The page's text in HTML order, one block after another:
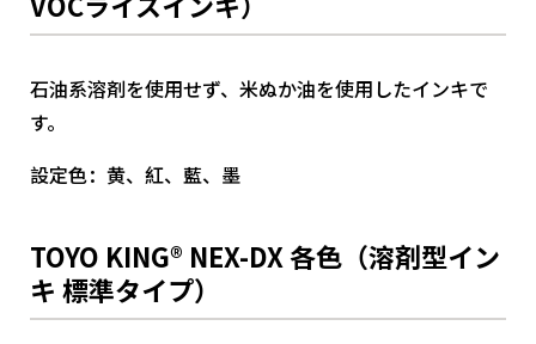
石油系溶剤を使用せず、米ぬか油を使用したインキで
す。
設定色：黄、紅、藍、墨
TOYO KING® NEX-DX 各色（溶剤型イン
キ 標準タイプ）